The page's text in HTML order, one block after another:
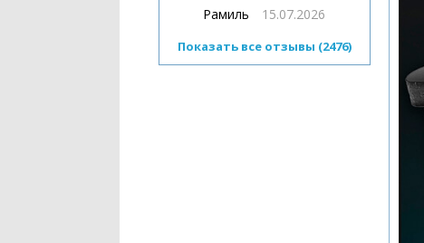
Рамиль 15.07.2026
Показать все отзывы (2476)